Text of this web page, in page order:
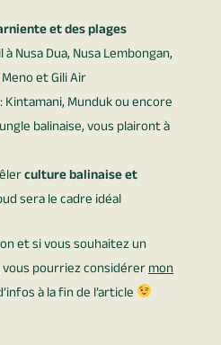
et des plages
Nusa Dua, Nusa Lembongan,
et Gili Air
: Kintamani, Munduk ou encore
balinaise, vous plairont à
culture balinaise et
sera le cadre idéal
et si vous souhaitez un
pourriez considérermon
à la fin de l’article